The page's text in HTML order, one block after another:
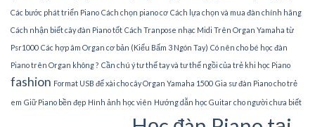
Các bước phát triển Piano Cách chọn piano cơ Cách lựa chọn và mua đàn chính hãng
Cách nhận biết cây đàn Piano tốt Cách Tranpose nhạc Midi Trên Organ Yamaha từ
Psr1000 Các hợp âm Organ cơ bản (Kiểu Bấm 3 Ngón Tay) Có nên cho bé học đàn
Piano trên Organ không ? Cần chú ý tư thế tay và tư thế ngồi của trẻ khi học Piano
fashion Format USB để xài cho cây Organ Yamaha 1500 Gia sư đàn Piano cho trẻ
em Giữ Piano bền đẹp Hình ảnh học viên Hướng dẫn học Guitar cho người chưa biết